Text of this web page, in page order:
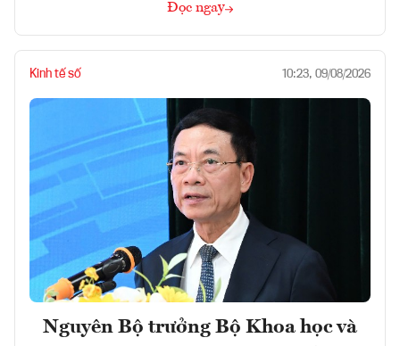
Đọc ngay
Kinh tế số 10:23, 09/08/2026
Nguyên Bộ trưởng Bộ Khoa học và